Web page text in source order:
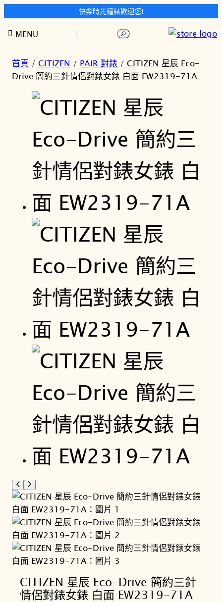
快樂時光鐘錶歡迎您!
至
搜
MENU
首頁 / CITIZEN / PAIR 對錶 / CITIZEN 星辰 Eco-
Drive 簡約三針情侶對錶女錶 白面 EW2319-71A
CITIZEN 星辰 Eco-Drive 簡約三針
情侶對錶女錶 白面 EW2319-71A